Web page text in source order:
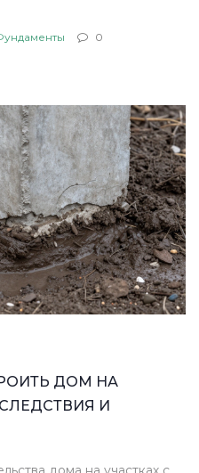
0
ДОМ НА
И